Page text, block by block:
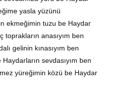
yasla yüzünü
ekmeğimin tuzu be Haydar
toprakların anasıyım ben
gelinin kınasıyım ben
Haydarların sevdasıyım ben
yüreğimin közü be Haydar